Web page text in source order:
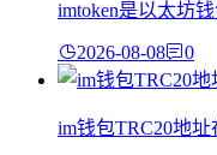
imtoken是以太坊
2026-08-08 0
im钱包TRC20地